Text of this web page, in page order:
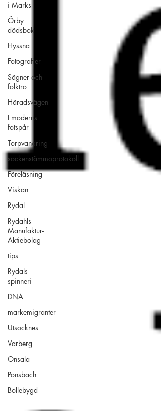
i Marks
Örby
dödsbok
Hyssna
Fotografier
Sägner och
folktro
Häradsvägen
I moderns
fotspår
Torpvandring
sockenstämmoprotokoll
Föreläsning
Viskan
Rydal
Rydahls
Manufaktur-
Aktiebolag
tips
Rydals
spinneri
DNA
markemigranter
Utsocknes
Varberg
Onsala
Ponsbach
Bollebygd